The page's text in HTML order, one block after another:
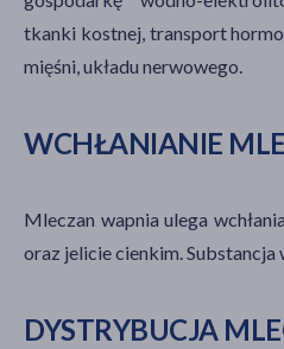
tkanki kostnej, transport
mięśni, układu nerwowego.
WCHŁANIANIE
Mleczan wapnia ulega
oraz jelicie cienkim. Substancja
DYSTRYBUCJA